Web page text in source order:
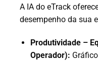
A IA do eTrack
desempenho da sua
Produtividade –
Operador):